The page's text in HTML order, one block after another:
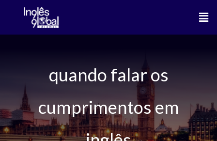
o
quando falar os
cumprimentos em